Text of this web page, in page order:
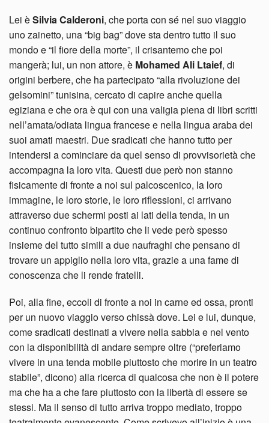
Lei èSilvia Calderoni, che porta con sé nel suo viaggio
uno zainetto, una “big bag” dove sta dentro tutto il suo
mondo e “il fiore della morte”, il crisantemo che poi
mangerà; lui, un non attore, è Mohamed Ali Ltaief, di
origini berbere, che ha partecipato “alla rivoluzione dei
gelsomini” tunisina, cercato di capire anche quella
egiziana e che ora è qui con una valigia piena di libri scritti
nell’amata/odiata lingua francese e nella lingua araba dei
suoi amati maestri. Due sradicati che hanno tutto per
intendersi a cominciare da quel senso di provvisorietà che
accompagna la loro vita. Questi due però non stanno
fisicamente di fronte a noi sul palcoscenico, la loro
immagine, le loro storie, le loro riflessioni, ci arrivano
attraverso due schermi posti ai lati della tenda, in un
continuo confronto bipartito che li vede però spesso
insieme del tutto simili a due naufraghi che pensano di
trovare un appiglio nella loro vita, grazie a una fame di
conoscenza che li rende fratelli.
Poi, alla fine, eccoli di fronte a noi in carne ed ossa, pronti
per un nuovo viaggio verso chissà dove. Lei e lui, dunque,
come sradicati destinati a vivere nella sabbia e nel vento
con la disponibilità di andare sempre oltre (“preferiamo
vivere in una tenda mobile piuttosto che morire in un teatro
stabile”, dicono) alla ricerca di qualcosa che non è il potere
ma che ha a che fare piuttosto con la libertà di essere se
stessi. Ma il senso di tutto arriva troppo mediato, troppo